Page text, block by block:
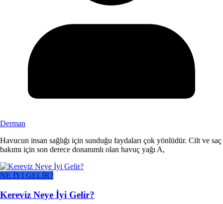
Derman
Havucun insan sağlığı için sunduğu faydaları çok yönlüdür. Cilt ve saç
bakımı için son derece donanımlı olan havuç yağı A,
NE İYİ GELİR?
Kereviz Neye İyi Gelir?